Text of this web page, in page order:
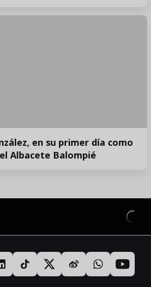
en su primer día como
Albacete Balompié